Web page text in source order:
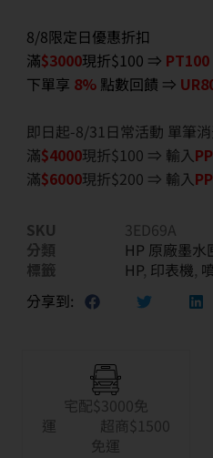
8/8限定日優惠折扣
滿$3000現折$100 ⇒ PT100
下單享 8% 點數回饋 ⇒
即日起-8/31日常活動 單筆
滿$4000現折$100 ⇒ 輸入
滿$6000現折$200 ⇒ 輸入
SKU
3ED69A
分類
HP 原廠墨水
標籤
HP, 印表機,
分享到:
宅配$3000免
運 超商$1500
免運